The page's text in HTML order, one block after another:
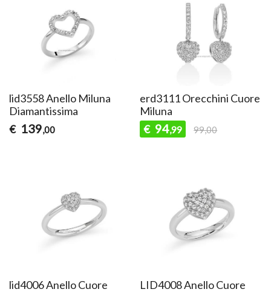
lid3558 Anello Miluna
Diamantissima
€ 139,00
erd3111 Orecchini Cuore
Miluna
€ 94,99 99,00
lid4006 Anello Cuore
LID4008 Anello Cuore